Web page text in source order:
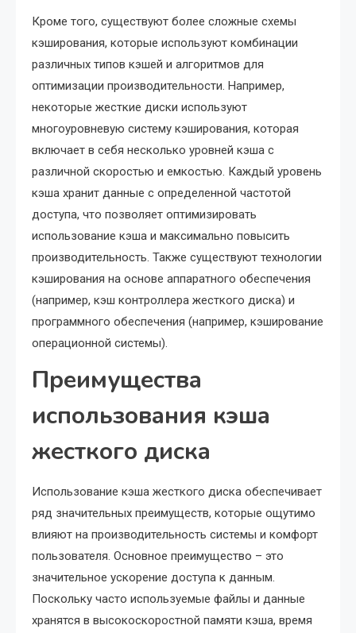
Кроме того, существуют более сложные схемы
кэширования, которые используют комбинации
различных типов кэшей и алгоритмов для
оптимизации производительности. Например,
некоторые жесткие диски используют
многоуровневую систему кэширования, которая
включает в себя несколько уровней кэша с
различной скоростью и емкостью. Каждый уровень
кэша хранит данные с определенной частотой
доступа, что позволяет оптимизировать
использование кэша и максимально повысить
производительность. Также существуют технологии
кэширования на основе аппаратного обеспечения
(например, кэш контроллера жесткого диска) и
программного обеспечения (например, кэширование
операционной системы).
Преимущества
использования кэша
жесткого диска
Использование кэша жесткого диска обеспечивает
ряд значительных преимуществ, которые ощутимо
влияют на производительность системы и комфорт
пользователя. Основное преимущество – это
значительное ускорение доступа к данным.
Поскольку часто используемые файлы и данные
хранятся в высокоскоростной памяти кэша, время